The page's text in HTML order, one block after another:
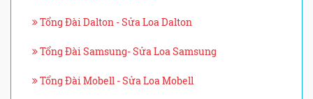
Tổng Đài Dalton - Sửa Loa Dalton
Tổng Đài Samsung- Sửa Loa Samsung
Tổng Đài Mobell - Sửa Loa Mobell